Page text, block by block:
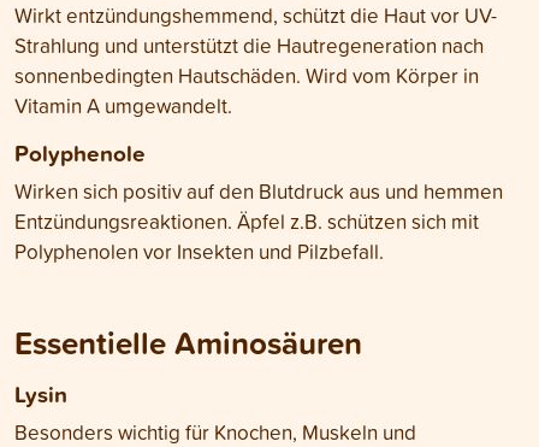
Wirkt entzündungshemmend, schützt die Haut vor UV-
Strahlung und unterstützt die Hautregeneration nach
sonnenbedingten Hautschäden. Wird vom Körper in
Vitamin A umgewandelt.
Polyphenole
Wirken sich positiv auf den Blutdruck aus und hemmen
Entzündungsreaktionen. Äpfel z.B. schützen sich mit
Polyphenolen vor Insekten und Pilzbefall.
Essentielle Aminosäuren
Lysin
Besonders wichtig für Knochen, Muskeln und